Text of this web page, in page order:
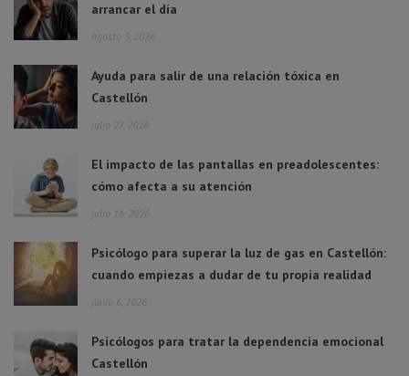
arrancar el día
agosto 3, 2026
Ayuda para salir de una relación tóxica en
Castellón
julio 27, 2026
El impacto de las pantallas en preadolescentes:
cómo afecta a su atención
julio 16, 2026
Psicólogo para superar la luz de gas en Castellón:
cuando empiezas a dudar de tu propia realidad
junio 6, 2026
Psicólogos para tratar la dependencia emocional
Castellón